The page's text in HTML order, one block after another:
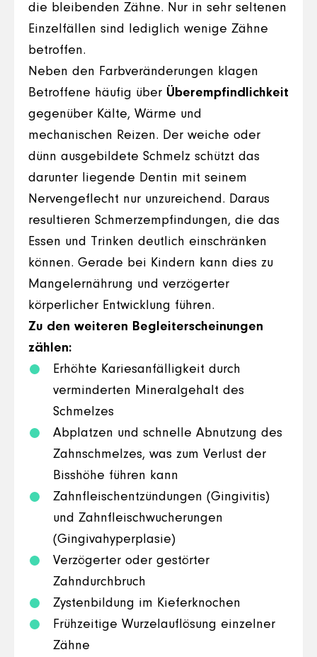
die bleibenden Zähne. Nur in sehr seltenen
Einzelfällen sind lediglich wenige Zähne
betroffen.
Neben den Farbveränderungen klagen
Betroffene häufig über Überempfindlichkeit
gegenüber Kälte, Wärme und
mechanischen Reizen. Der weiche oder
dünn ausgebildete Schmelz schützt das
darunter liegende Dentin mit seinem
Nervengeflecht nur unzureichend. Daraus
resultieren Schmerzempfindungen, die das
Essen und Trinken deutlich einschränken
können. Gerade bei Kindern kann dies zu
Mangelernährung und verzögerter
körperlicher Entwicklung führen.
Zu den weiteren Begleiterscheinungen
zählen:
Erhöhte Kariesanfälligkeit durch
verminderten Mineralgehalt des
Schmelzes
Abplatzen und schnelle Abnutzung des
Zahnschmelzes, was zum Verlust der
Bisshöhe führen kann
Zahnfleischentzündungen (Gingivitis)
und Zahnfleischwucherungen
(Gingivahyperplasie)
Verzögerter oder gestörter
Zahndurchbruch
Zystenbildung im Kieferknochen
Frühzeitige Wurzelauflösung einzelner
Zähne